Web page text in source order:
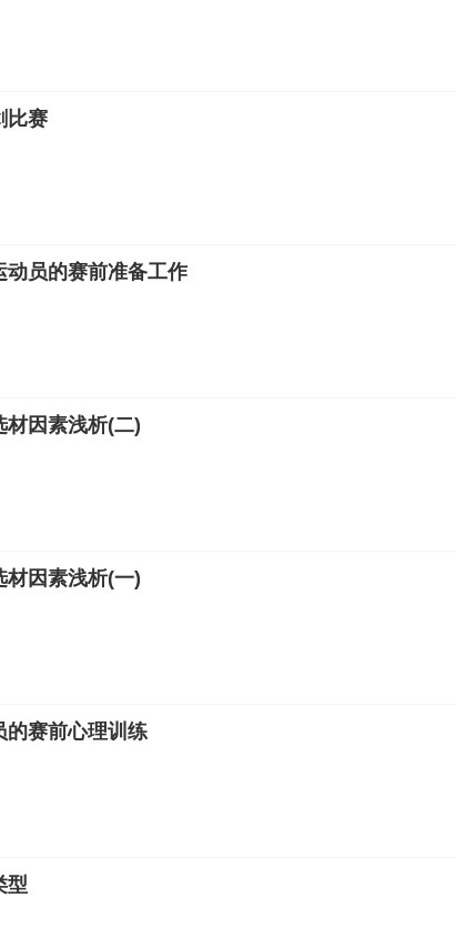
比赛
动员的赛前准备工作
材因素浅析(二)
材因素浅析(一)
的赛前心理训练
型